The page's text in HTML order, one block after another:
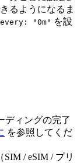
るようになるま
"0m" を設
ディングの完了
を参照してくだ
/ eSIM / プリ